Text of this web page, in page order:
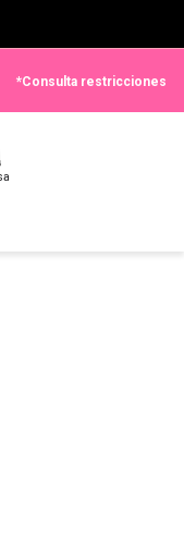
*Consulta restricciones